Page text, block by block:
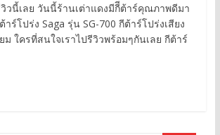
วนี้เลย วันนี้ร้านเต่าแดงมีกีีต้าร์คุณภาพดีมา
ร์โปร่ง Saga รุ่น SG-700 กีต้าร์โปร่งเสียง
ม ใครที่สนใจเราไปรีวิวพร้อมๆกันเลย กีต้าร์